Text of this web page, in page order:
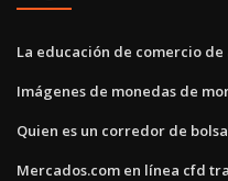
La educación de comercio
Imágenes de monedas de
Quien es un corredor de
Mercados.com en línea cfd